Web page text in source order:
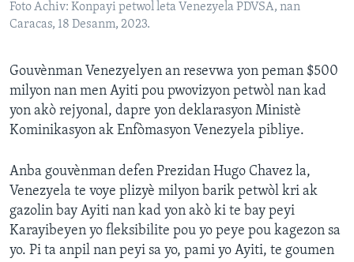
Foto Achiv: Konpayi petwol leta Venezyela PDVSA, nan
Caracas, 18 Desanm, 2023.
Gouvènman Venezyelyen an resevwa yon peman $500
milyon nan men Ayiti pou pwovizyon petwòl nan kad
yon akò rejyonal, dapre yon deklarasyon Ministè
Kominikasyon ak Enfòmasyon Venezyela pibliye.
Anba gouvènman defen Prezidan Hugo Chavez la,
Venezyela te voye plizyè milyon barik petwòl kri ak
gazolin bay Ayiti nan kad yon akò ki te bay peyi
Karayibeyen yo fleksibilite pou yo peye pou kagezon sa
yo. Pi ta anpil nan peyi sa yo, pami yo Ayiti, te goumen